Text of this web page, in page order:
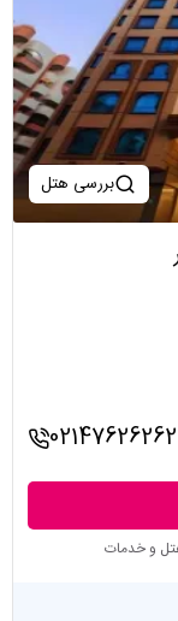
بررسی هتل
02147626262
و خدمات